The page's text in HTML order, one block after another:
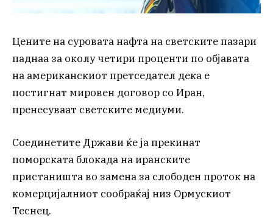
Цените на суровата нафта на светските пазари
паднаа за околу четири проценти по објавата
на американскиот претседател дека е
постигнат мировен договор со Иран,
пренесуваат светските медиуми.
Соединетите Држави ќе ја прекинат
поморската блокада на иранските
пристаништа во замена за слободен проток на
комерцијалниот сообраќај низ Ормускиот
Теснец.